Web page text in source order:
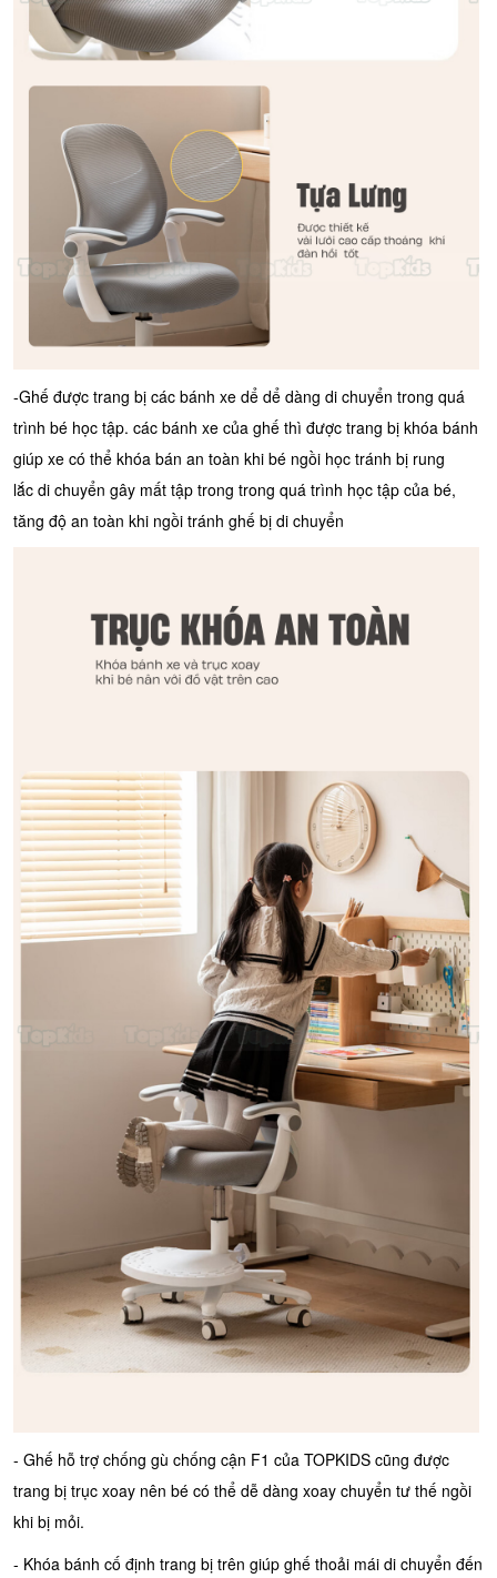
-Ghế được trang bị các bánh xe dể dể dàng di chuyển trong quá
trình bé học tập. các bánh xe của ghế thì được trang bị khóa bánh
giúp xe có thể khóa bán an toàn khi bé ngồi học tránh bị rung
lắc di chuyển gây mất tập trong trong quá trình học tập của bé,
tăng độ an toàn khi ngồi tránh ghế bị di chuyển
- Ghế hỗ trợ chống gù chống cận F1 của TOPKIDS cũng được
trang bị trục xoay nên bé có thể dễ dàng xoay chuyển tư thế ngồi
khi bị mỏi.
- Khóa bánh cố định trang bị trên giúp ghế thoải mái di chuyển đến